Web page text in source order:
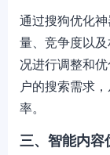
通过搜狗优化
量、竞争度以
况进行调整和
户的搜索需求
率。
三、智能内容